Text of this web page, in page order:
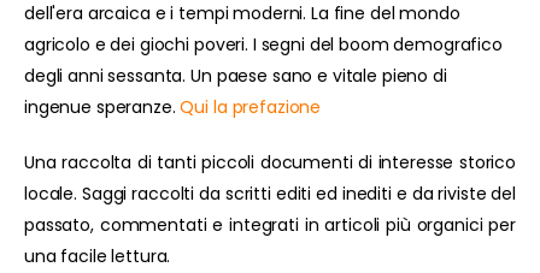
dell'era arcaica e i tempi moderni. La fine del mondo
agricolo e dei giochi poveri. I segni del boom demografico
degli anni sessanta. Un paese sano e vitale pieno di
ingenue speranze.Qui la prefazione
Una raccolta di tanti piccoli documenti di interesse storico
locale. Saggi raccolti da scritti editi ed inediti e da riviste del
passato, commentati e integrati in articoli più organici per
una facile lettura.